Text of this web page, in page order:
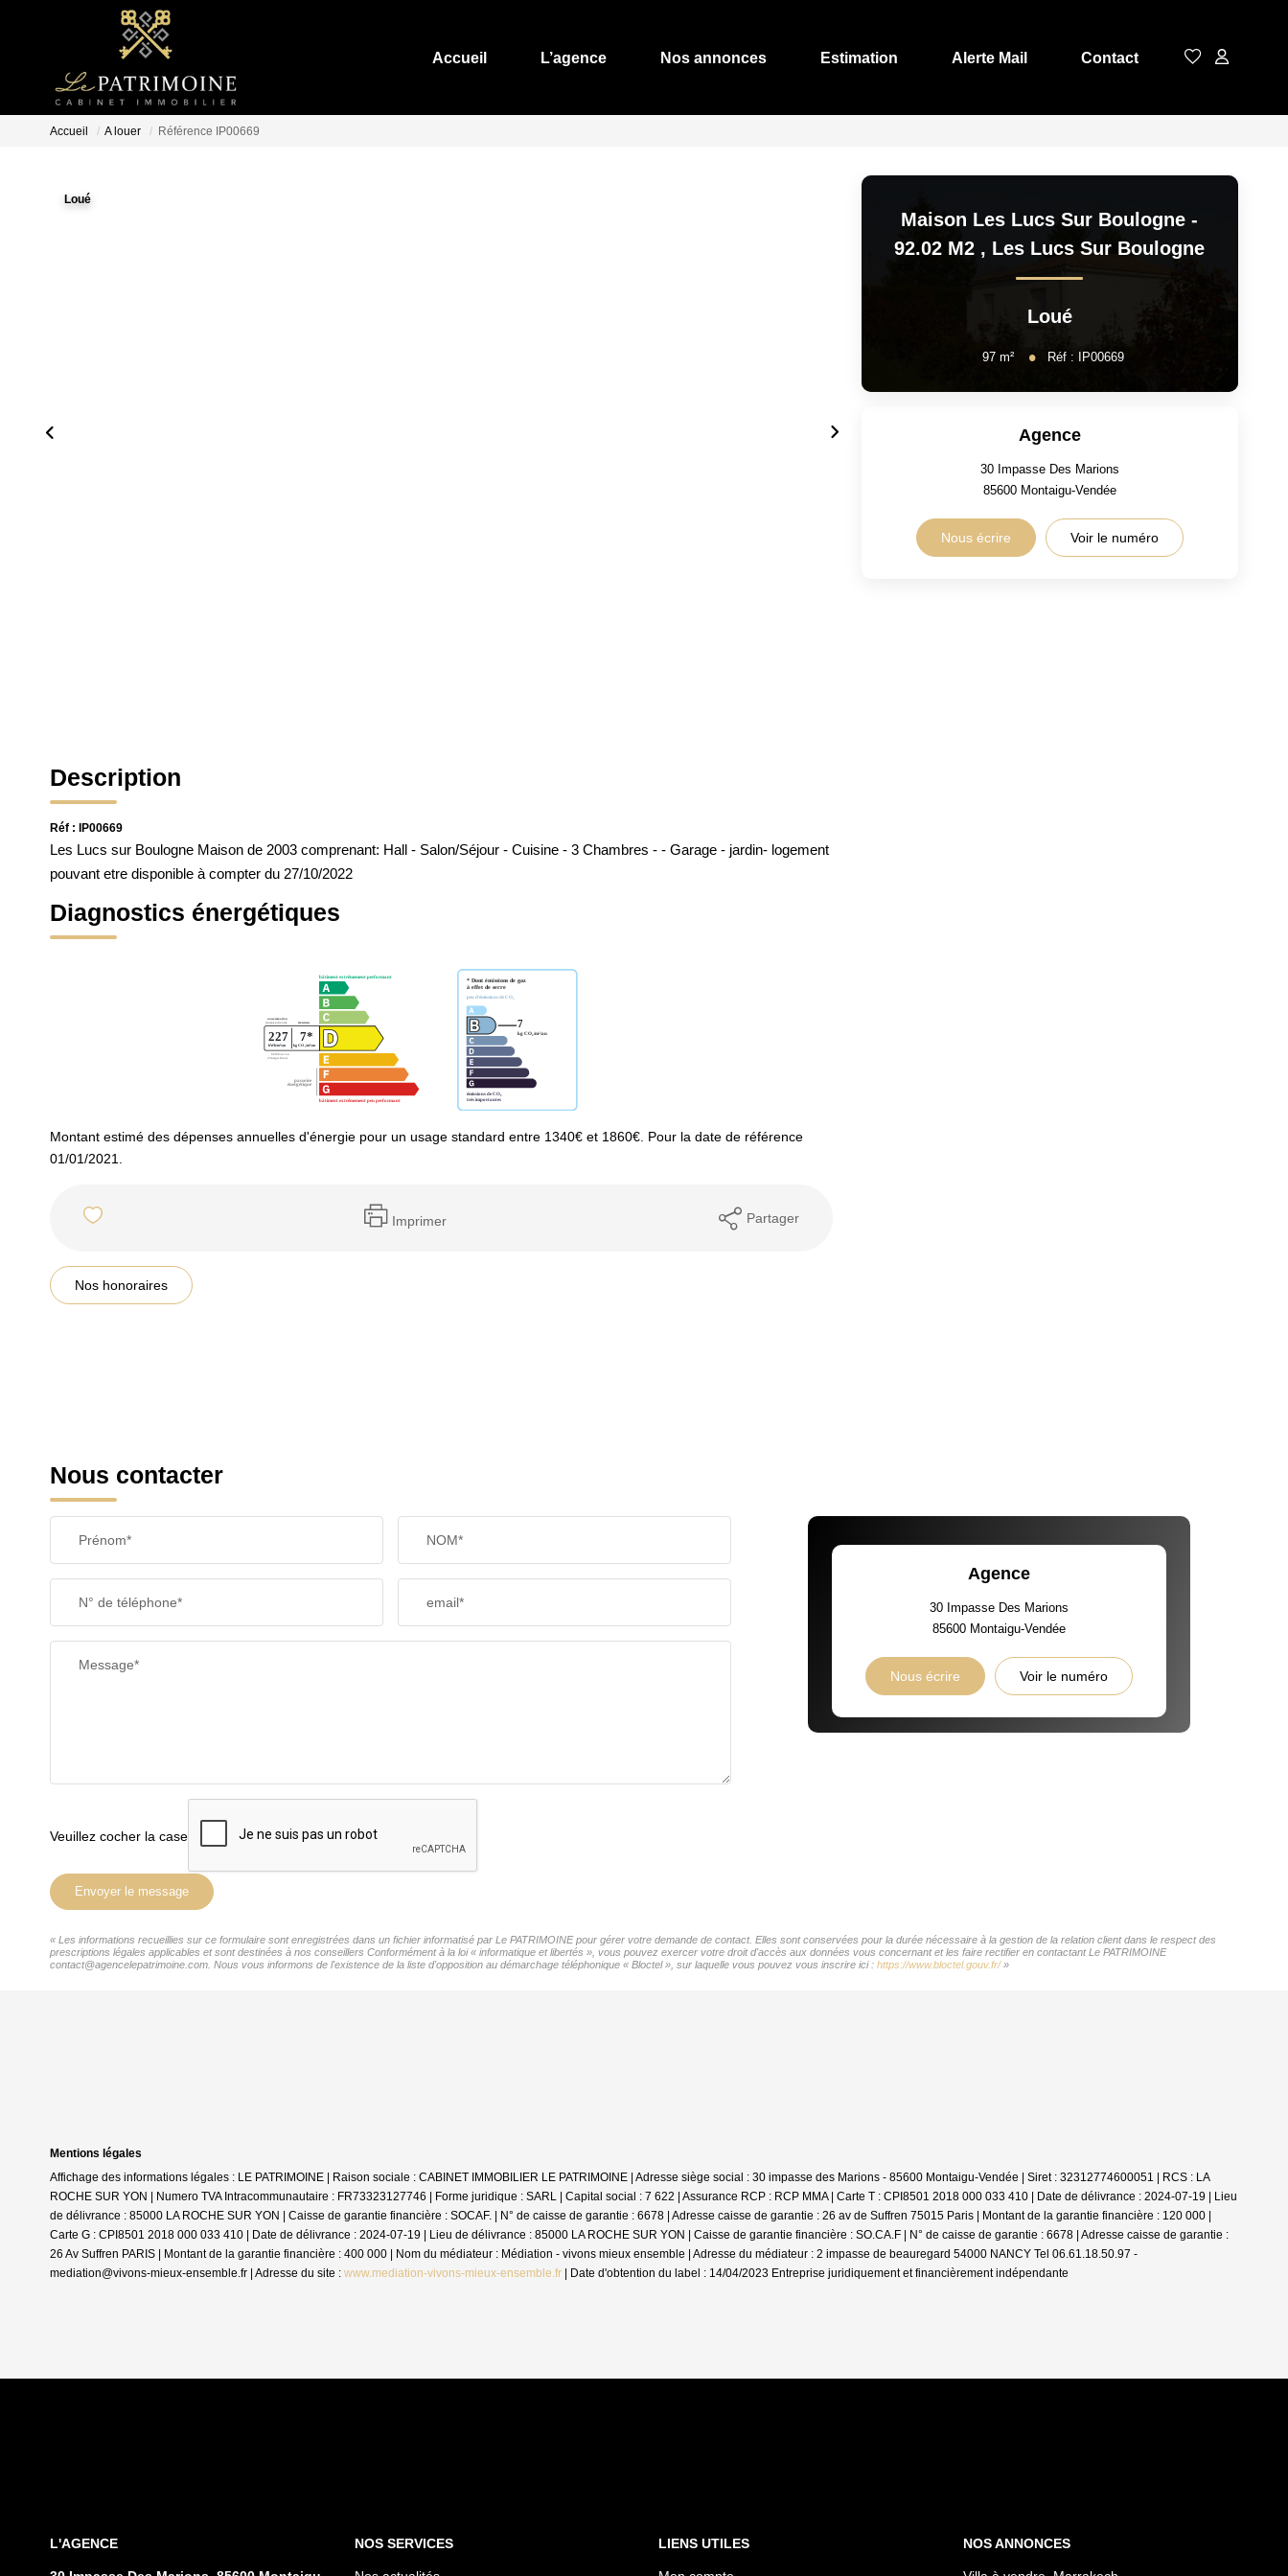
Accueil L’agence Nos annonces Estimation Alerte Mail Contact
Accueil A louer Référence IP00669
Loué
Description
Réf : IP00669
Les Lucs sur Boulogne Maison de 2003 comprenant: Hall - Salon/Séjour - Cuisine - 3 Chambres - - Garage - jardin- logement
pouvant etre disponible à compter du 27/10/2022
Diagnostics énergétiques
Montant estimé des dépenses annuelles d'énergie pour un usage standard entre 1340€ et 1860€. Pour la date de référence
01/01/2021.
Imprimer Partager
Nos honoraires
Maison Les Lucs Sur Boulogne -
92.02 M2 , Les Lucs Sur Boulogne
Loué
97m² Réf : IP00669
Agence
30 Impasse Des Marions
85600 Montaigu-Vendée
Nous écrire Voir le numéro
Nous contacter
Prénom* NOM*
N° de téléphone* email*
Message*
Veuillez cocher la case
Envoyer le message
Agence
30 Impasse Des Marions
85600 Montaigu-Vendée
Nous écrire Voir le numéro
« Les informations recueillies sur ce formulaire sont enregistrées dans un fichier informatisé par Le PATRIMOINE pour gérer votre demande de contact. Elles sont conservées pour la durée nécessaire à la gestion de la relation client dans le respect des
prescriptions légales applicables et sont destinées à nos conseillers Conformément à la loi « informatique et libertés », vous pouvez exercer votre droit d'accès aux données vous concernant et les faire rectifier en contactant Le PATRIMOINE
contact@agencelepatrimoine.com. Nous vous informons de l'existence de la liste d'opposition au démarchage téléphonique « Bloctel », sur laquelle vous pouvez vous inscrire ici : https://www.bloctel.gouv.fr/»
Mentions légales
Affichage des informations légales : LE PATRIMOINE | Raison sociale : CABINET IMMOBILIER LE PATRIMOINE | Adresse siège social : 30 impasse des Marions - 85600 Montaigu-Vendée | Siret : 32312774600051 | RCS : LA
ROCHE SUR YON | Numero TVA Intracommunautaire : FR73323127746 | Forme juridique : SARL | Capital social : 7 622 | Assurance RCP : RCP MMA | Carte T : CPI8501 2018 000 033 410 | Date de délivrance : 2024-07-19 | Lieu
de délivrance : 85000 LA ROCHE SUR YON | Caisse de garantie financière : SOCAF. | N° de caisse de garantie : 6678 | Adresse caisse de garantie : 26 av de Suffren 75015 Paris | Montant de la garantie financière : 120 000 |
Carte G : CPI8501 2018 000 033 410 | Date de délivrance : 2024-07-19 | Lieu de délivrance : 85000 LA ROCHE SUR YON | Caisse de garantie financière : SO.CA.F | N° de caisse de garantie : 6678 | Adresse caisse de garantie :
26 Av Suffren PARIS | Montant de la garantie financière : 400 000 | Nom du médiateur : Médiation - vivons mieux ensemble | Adresse du médiateur : 2 impasse de beauregard 54000 NANCY Tel 06.61.18.50.97 -
mediation@vivons-mieux-ensemble.fr | Adresse du site : www.mediation-vivons-mieux-ensemble.fr | Date d'obtention du label : 14/04/2023 Entreprise juridiquement et financièrement indépendante
L'AGENCE NOS SERVICES LIENS UTILES NOS ANNONCES